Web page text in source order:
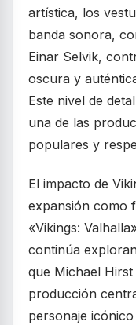
artística, los
banda sonora,
Einar Selvik,
oscura y
Este nivel de
una de las
populares y
El impacto de
expansión como
«Vikings:
continúa
que Michael
producción
personaje